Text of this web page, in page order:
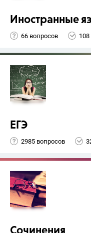
Иностранные
66 вопросов 108
ЕГЭ
2985 вопросов